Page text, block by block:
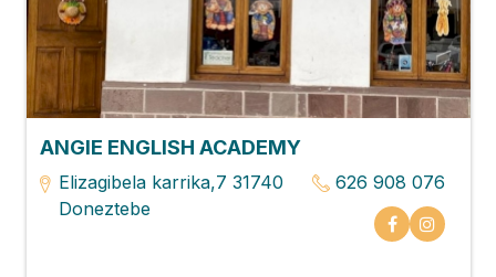
ANGIE ENGLISH ACADEMY
Elizagibela karrika,7 31740
Doneztebe
626 908 076